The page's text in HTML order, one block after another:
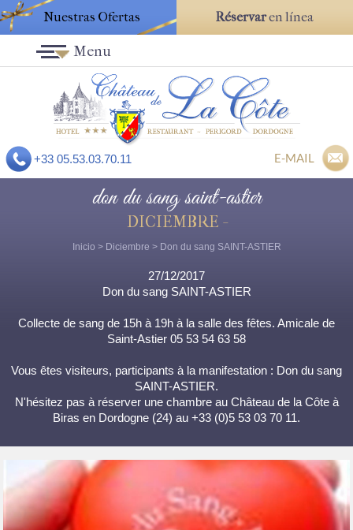
Nuestras Ofertas Réservaren línea
+33 05.53.03.70.11 E-MAIL
Menu
don du sang saint-astier
DICIEMBRE -
Inicio > Diciembre > Don du sang SAINT-ASTIER
27/12/2017
Don du sang SAINT-ASTIER
Collecte de sang de 15h à 19h à la salle des fêtes. Amicale de
Saint-Astier 05 53 54 63 58
Vous êtes visiteurs, participants à la manifestation : Don du sang
SAINT-ASTIER.
N'hésitez pas à réserver une chambre au Château de la Côte à
Biras en Dordogne (24) au +33 (0)5 53 03 70 11.